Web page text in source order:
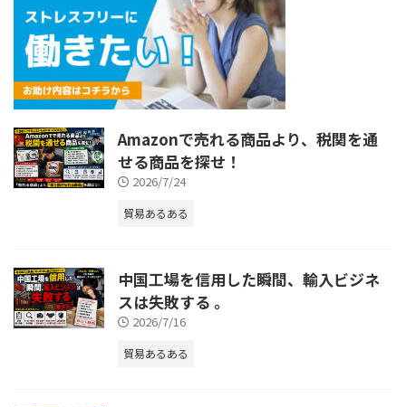
Amazonで売れる商品より、税関を通
せる商品を探せ！
2026/7/24
貿易あるある
中国工場を信用した瞬間、輸入ビジネ
スは失敗する 。
2026/7/16
貿易あるある